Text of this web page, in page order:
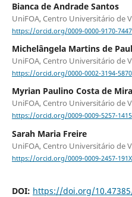
Bianca de Andrade Santos
UniFOA, Centro Universitário de
https://orcid.org/0009-0000-9170-7447
Michelângela Martins de
UniFOA, Centro Universitário de
https://orcid.org/0000-0002-3194-5870
Myrian Paulino Costa de
UniFOA, Centro Universitário de
https://orcid.org/0009-0009-5257-1415
Sarah Maria Freire
UniFOA, Centro Universitário de
https://orcid.org/0009-0009-2457-191X
DOI: https://doi.org/